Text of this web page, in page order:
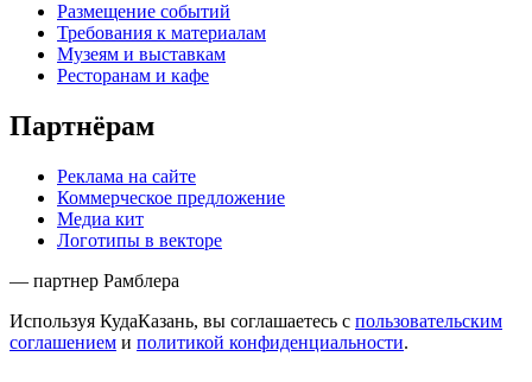
Размещение событий
Требования к материалам
Музеям и выставкам
Ресторанам и кафе
Партнёрам
Реклама на сайте
Коммерческое предложение
Медиа кит
Логотипы в векторе
— партнер Рамблера
Используя КудаКазань, вы соглашаетесь с пользовательским
соглашением и политикой конфиденциальности.